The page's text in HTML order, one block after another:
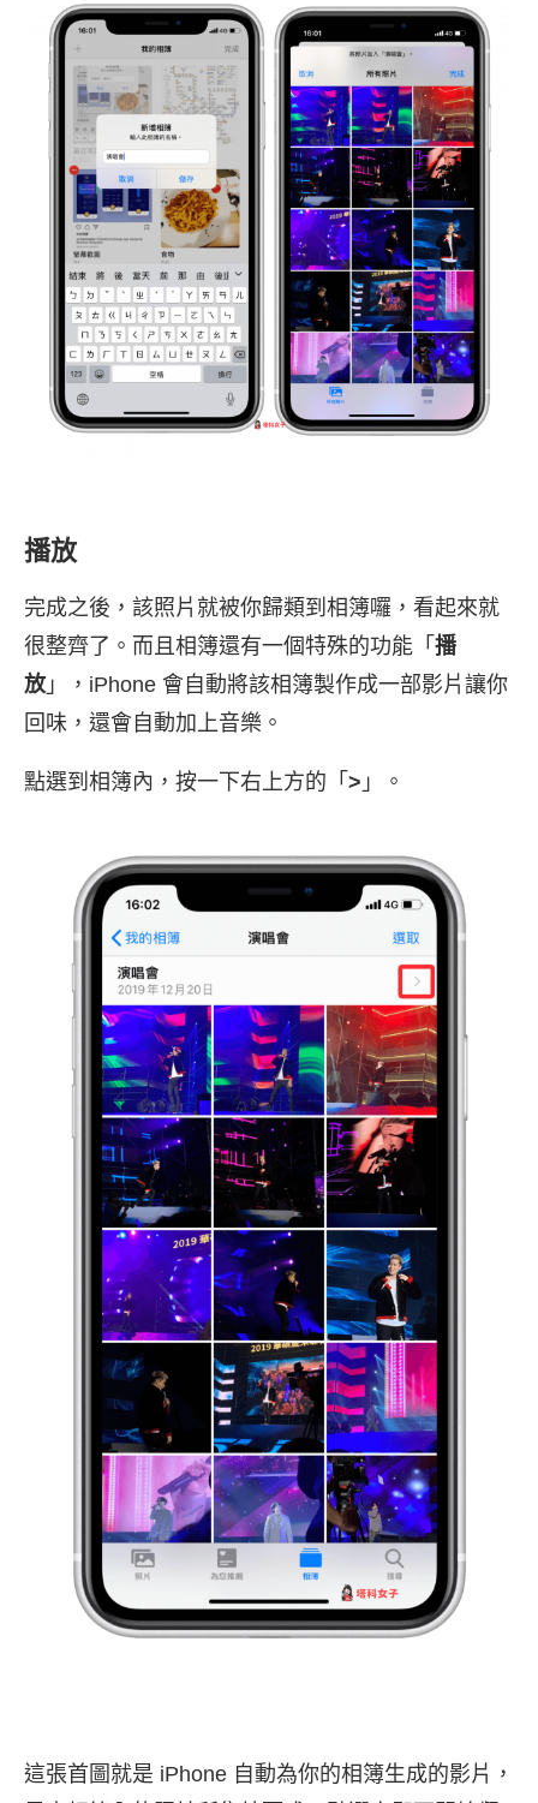
播放
完成之後，該照片就被你歸類到相簿囉，看起來就
很整齊了。而且相簿還有一個特殊的功能「 播
放」，iPhone 會自動將該相簿製作成一部影片讓你
回味，還會自動加上音樂。
點選到相簿內，按一下右上方的「 > 」。
這張首圖就是 iPhone 自動為你的相簿生成的影片，